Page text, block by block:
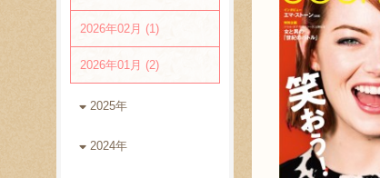
2026年02月 (1)
2026年01月 (2)
2025年
2024年